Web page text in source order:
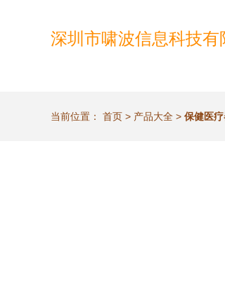
深圳市啸波信息科技有
当前位置： 首页 > 产品大全 > 保健医